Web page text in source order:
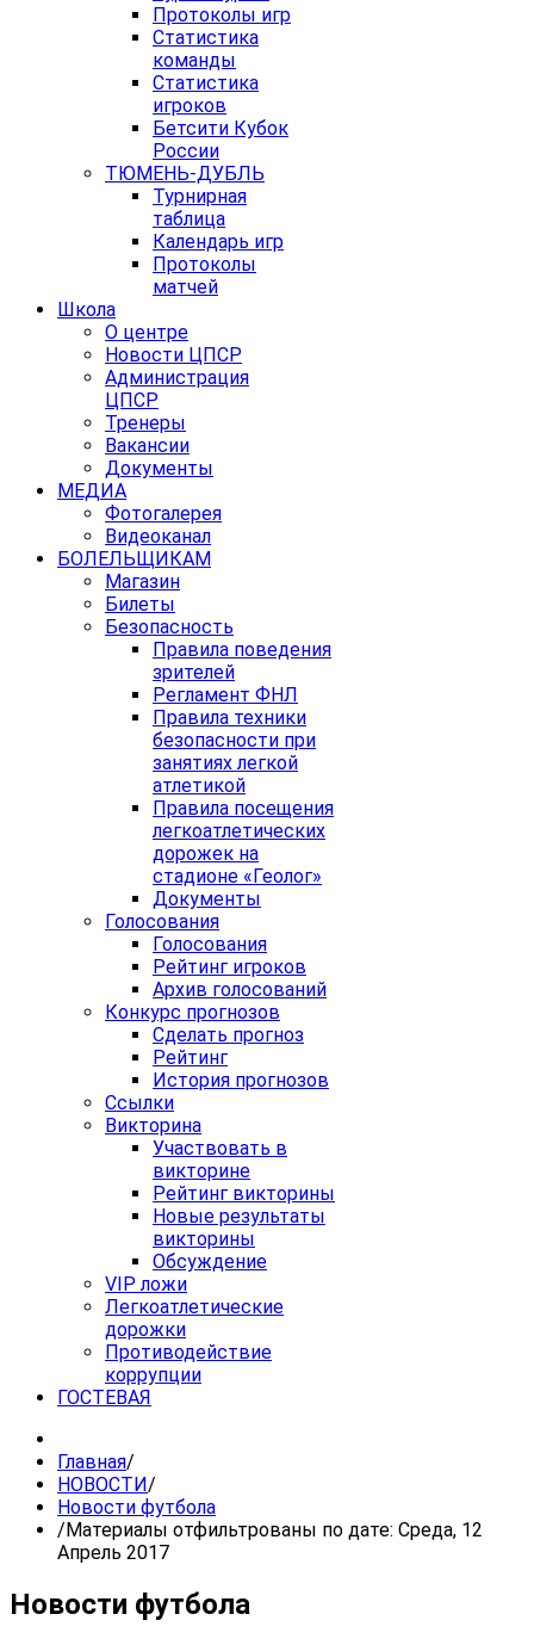
Протоколы игр
Статистика
команды
Статистика
игроков
Бетсити Кубок
России
ТЮМЕНЬ-ДУБЛЬ
Турнирная
таблица
Календарь игр
Протоколы
матчей
Школа
О центре
Новости ЦПСР
Администрация
ЦПСР
Тренеры
Вакансии
Документы
МЕДИА
Фотогалерея
Видеоканал
БОЛЕЛЬЩИКАМ
Магазин
Билеты
Безопасность
Правила поведения
зрителей
Регламент ФНЛ
Правила техники
безопасности при
занятиях легкой
атлетикой
Правила посещения
легкоатлетических
дорожек на
стадионе «Геолог»
Документы
Голосования
Голосования
Рейтинг игроков
Архив голосований
Конкурс прогнозов
Сделать прогноз
Рейтинг
История прогнозов
Ссылки
Викторина
Участвовать в
викторине
Рейтинг викторины
Новые результаты
викторины
Обсуждение
VIP ложи
Легкоатлетические
дорожки
Противодействие
коррупции
ГОСТЕВАЯ
Главная/
НОВОСТИ/
Новости футбола
/ Материалы отфильтрованы по дате: Среда, 12
Апрель 2017
Новости футбола